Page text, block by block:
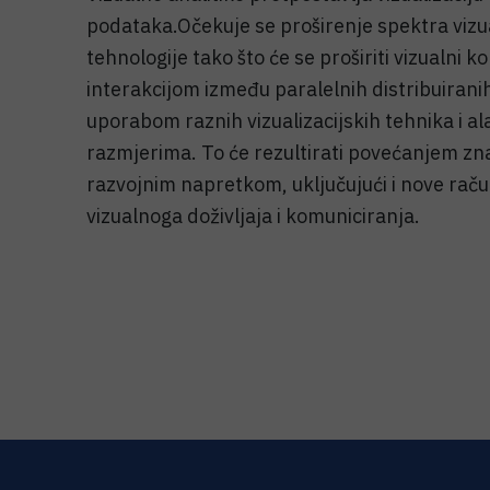
podataka.Očekuje se proširenje spektra
tehnologije tako što će se proširiti vizualni
interakcijom između paralelnih
uporabom raznih vizualizacijskih tehnika i
razmjerima. To će rezultirati povećanjem
razvojnim napretkom, uključujući i nove
vizualnoga doživljaja i komuniciranja.